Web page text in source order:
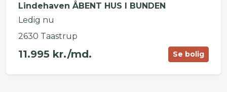
Lindehaven ÅBENT HUS I BUNDEN
Ledig nu
2630 Taastrup
11.995 kr./md. Se bolig